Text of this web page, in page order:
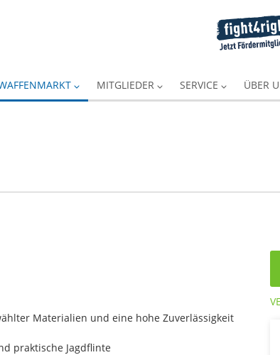
MITGLIEDER SERVICE ÜBER
Materialien und eine hohe Zuverlässigkeit
praktische Jagdflinte